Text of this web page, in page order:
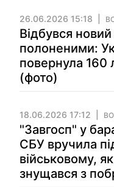
26.06.2026 15:18
Відбувся
полоненими:
повернула 160
(фото)
18.06.2026 17:12
"Завгосп" у
СБУ вручила
військовому,
знущався з